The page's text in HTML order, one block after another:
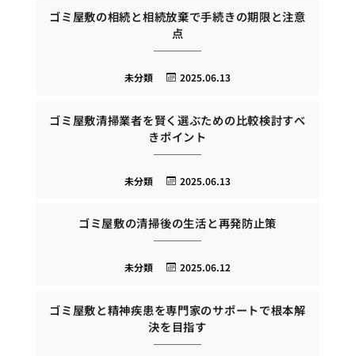
ゴミ屋敷の相続と相続放棄で手続きの期限と注意
点
2025.06.13
未分類
ゴミ屋敷清掃業者を賢く選ぶための比較検討すべ
きポイント
2025.06.13
未分類
ゴミ屋敷の清掃後の生活と再発防止策
2025.06.12
未分類
ゴミ屋敷と精神疾患を専門家のサポートで根本解
決を目指す